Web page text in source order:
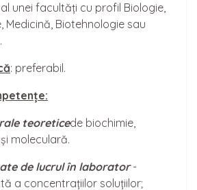
unei facultăți cu profil Biologie,
Medicină, Biotehnologie sau
: preferabil.
teoreticede biochimie,
moleculară.
de lucrul în laborator-
a concentrațiilor soluțiilor;